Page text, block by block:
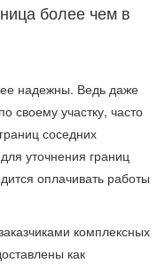
более чем в
надежны. Ведь даже
своему участку, часто
соседних
уточнения границ
оплачивать работы
комплексных
как